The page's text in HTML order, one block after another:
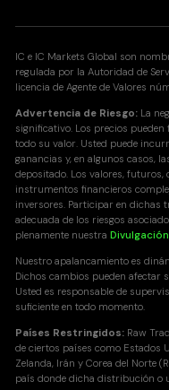
IC e IC Markets Global son
regulada por la Autoridad de
licencia de Agente de Valores
Advertencia de Riesgo: La
significativo. Los precios
todo su valor. Usted puede
ganancias y, en algunos casos,
depositado. Los valores,
instrumentos financieros
inversores. Participar en dichas
adecuada de los riesgos
plenamente nuestra
Nuestro apalancamiento es
Dichos cambios pueden afectar
Usted es responsable de
suficiente en todo momento.
Países Restringidos: Raw
de ciertos países como Estados
Zelanda, Irán y Corea del Norte
país donde dicha distribución o